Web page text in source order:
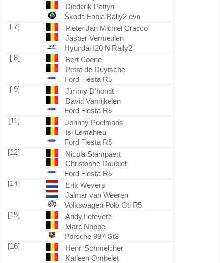
Diederik Pattyn
Škoda Fabia Rally2 evo
[ 7]
Pieter Jan Michiel Cracco
Jasper Vermeulen
Hyundai I20 N Rally2
[ 8]
Bert Coene
Petra de Duytsche
Ford Fiesta R5
[ 9]
Jimmy D'hondt
David Vanrijkelen
Ford Fiesta R5
[11]
Johnny Poelmans
Isi Lemahieu
Ford Fiesta R5
[12]
Nicola Stampaert
Christophe Doublet
Ford Fiesta R5
[14]
Erik Wevers
Jalmar van Weeren
Volkswagen Polo Gti R5
[15]
Andy Lefevere
Marc Noppe
Porsche 997 Gt3
[16]
Henri Schmelcher
Katleen Ombelet